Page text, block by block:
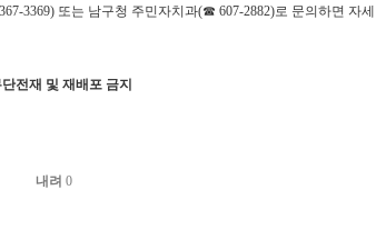
3369) 또는 남구청 주민자치과(☎ 607-2882)로 문의하면 자세
전재 및 재배포 금지
내려 0